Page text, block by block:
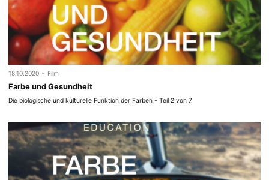
18.10.2020 - Film
Farbe und Gesundheit
Die biologische und kulturelle Funktion der Farben - Teil 2 von 7